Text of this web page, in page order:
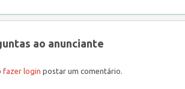
ao anunciante
fazer login postar um comentário.